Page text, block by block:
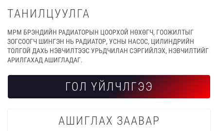
ТАНИЛЦУУЛГА
MPM БРЭНДИЙН РАДИАТОРЫН ЦООРХОЙ НӨХӨГЧ, ГООЖИЛТЫГ
ЗОГСООГЧ ШИНГЭН НЬ РАДИАТОР, УСНЫ НАСОС, ЦИЛИНДРИЙН
ТОЛГОЙ ДАХЬ НЭВЧИЛТЭЭС УРЬДЧИЛАН СЭРГИЙЛЭХ, НЭВЧИЛТИЙГ
АРИЛГАХАД АШИГЛАДАГ.
ГОЛ ҮЙЛЧЛГЭЭ
АШИГЛАХ ЗААВАР